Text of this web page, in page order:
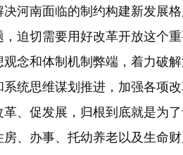
河南面临的制约构建新发展
迫切需要用好改革开放这个
念和体制机制弊端，着力破
统思维谋划推进，加强各项
、促发展，归根到底就是为
、办事、托幼养老以及生命